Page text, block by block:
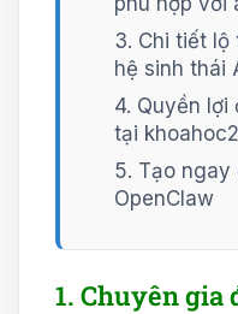
3. Chi tiết lộ
hệ sinh thái
4. Quyền lợi
tại
5. Tạo ngay
OpenClaw
1. Chuyên gia